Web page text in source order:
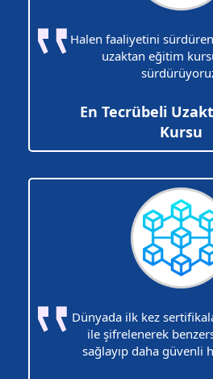
Halen faaliyetini
uzaktan eğitim
En Tecrübeli
Kursu
Dünyada ilk kez
ile şifrelenerek
sağlayıp daha güvenli